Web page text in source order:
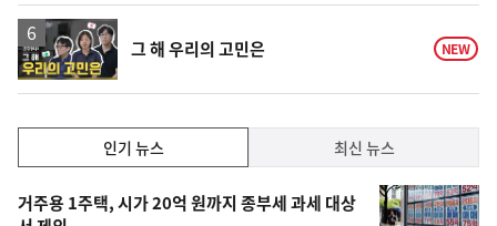
하
락
영
상
그 해 우리의 고민은 NEW
기,
최
인기 뉴스 최신 뉴스
기
거주용 1주택, 시가 20억 원까지 종부세 과세 대상